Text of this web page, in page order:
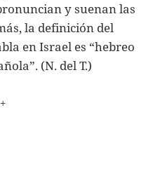
y suenan las
la definición del
en Israel es “hebreo
(N. del T.)
+